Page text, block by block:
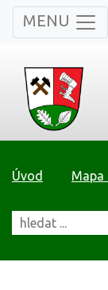
MENU
Úvod Mapa